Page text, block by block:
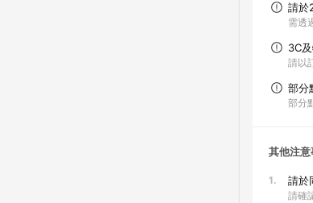
請於
需透
3C
請以
部分
部分
其他注意
1. 請於
請確